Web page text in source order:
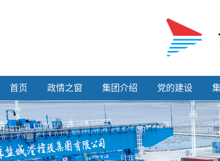
首页 政情之窗 集团介绍 党的建设